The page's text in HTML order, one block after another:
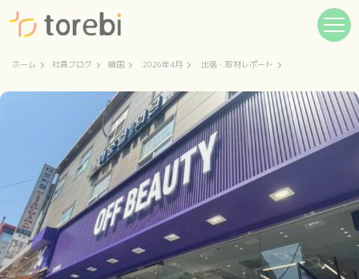
ホーム 社員ブログ 韓国 2026年4月 出張・取材レポート